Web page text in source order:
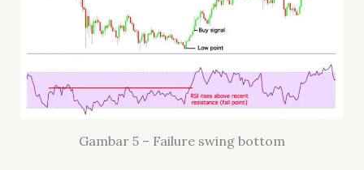
Gambar 5 – Failure swing bottom